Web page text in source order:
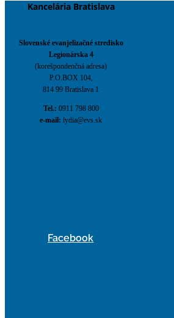
Kancelária Bratislava
Slovenské evanjelizačné stredisko
Legionárska 4
(korešpondenčná adresa)
P.O.BOX 104,
814 99 Bratislava 1
Tel.: 0911 798 800
e-mail: lydia@evs.sk
Facebook